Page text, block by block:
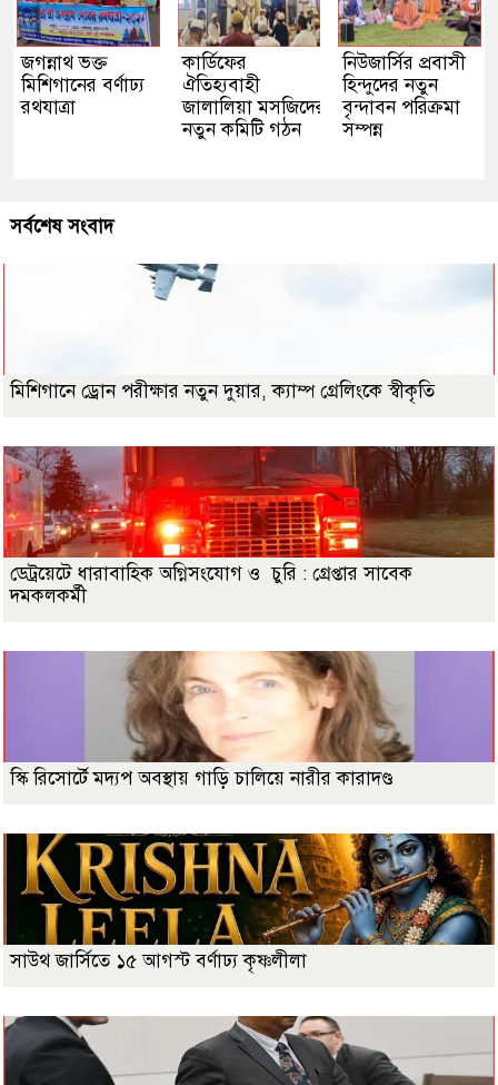
জগন্নাথ ভক্ত
মিশিগানের বর্ণাঢ্য
রথযাত্রা
কার্ডিফের
ঐতিহ্যবাহী
জালালিয়া মসজিদের
নতুন কমিটি গঠন
নিউজার্সির প্রবাসী
হিন্দুদের নতুন
বৃন্দাবন পরিক্রমা
সম্পন্ন
সর্বশেষ সংবাদ
মিশিগানে ড্রোন পরীক্ষার নতুন দুয়ার, ক্যাম্প গ্রেলিংকে স্বীকৃতি
ডেট্রয়েটে ধারাবাহিক অগ্নিসংযোগ ও চুরি : গ্রেপ্তার সাবেক
দমকলকর্মী
স্কি রিসোর্টে মদ্যপ অবস্থায় গাড়ি চালিয়ে নারীর কারাদণ্ড
সাউথ জার্সিতে ১৫ আগস্ট বর্ণাঢ্য কৃষ্ণলীলা